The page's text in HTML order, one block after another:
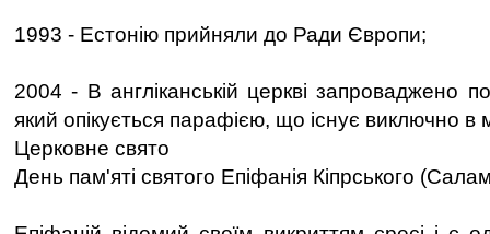
1993 - Естонію прийняли до Ради Європи;
2004 - В англіканській церкві запроваджено
який опікується парафією, що існує виключно в
Церковне свято
День пам'яті святого Епіфанія Кіпрського